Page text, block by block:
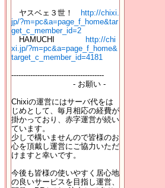
ヤスベェ３世！
http://chixi.
jp/?m=pc&a=page_f_home&tar
get_c_member_id=2
HAMUCHI
http://chi
xi.jp/?m=pc&a=page_f_home&
target_c_member_id=4181
---------------------------------------
- お願い -
Chixiの運営にはサーバ代をは
じめとして、毎月相応の経費が
掛かっており、赤字運営が続い
ています。
少しで構いませんので皆様のお
心を頂戴し運営にご協力いただ
けますと幸いです。
今後も皆様の使いやすく居心地
の良いサービスを目指し運営、